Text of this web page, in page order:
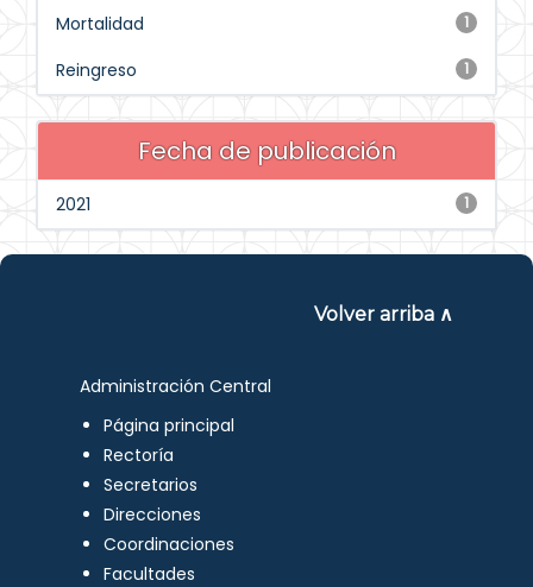
1
Mortalidad
1
Reingreso
Fecha de publicación
1
2021
Volver arriba ∧
Administración Central
Página principal
Rectoría
Secretarios
Direcciones
Coordinaciones
Facultades